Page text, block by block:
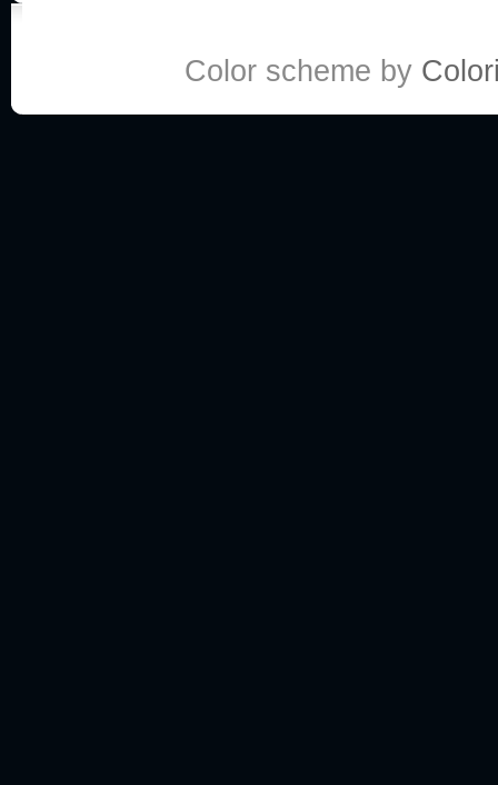
Color scheme by